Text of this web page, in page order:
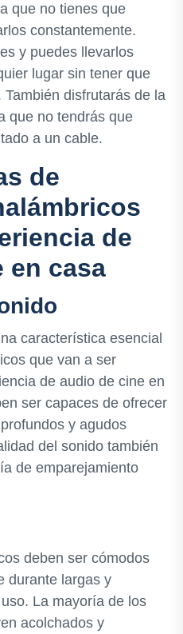
que no tienes que
constantemente.
y puedes llevarlos
lugar sin tener que
disfrutarás de la
que no tendrás que
a un cable.
de
de
en casa
característica esencial
que van a ser
de audio de cine en
ser capaces de ofrecer
y agudos
del sonido también
de emparejamiento
deben ser cómodos
durante largas y
La mayoría de los
acolchados y